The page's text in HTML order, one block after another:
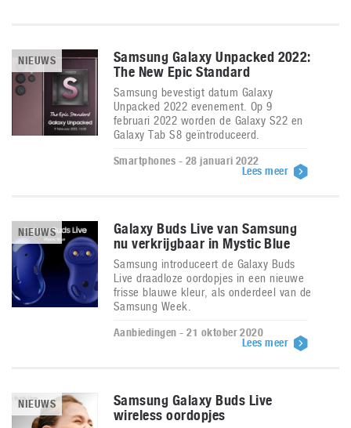
NIEUWS
Samsung Galaxy Unpacked 2022:
The New Epic Standard
Samsung bevestigt datum Galaxy
Unpacked 2022 evenement. Op 9
februari 2022 worden de Galaxy S22 en
Galaxy Tab S8 geïntroduceerd.
Smartphones - 28 januari 2022
Lees meer
NIEUWS
Galaxy Buds Live van Samsung
nu verkrijgbaar in Mystic Blue
Samsung introduceert de Galaxy Buds
Live draadloze oordopjes in een nieuwe
frisse blauwe kleur, als onderdeel van de
Samsung Week.
Aanbiedingen - 21 oktober 2020
Lees meer
NIEUWS
Samsung Galaxy Buds Live
wireless oordopjes